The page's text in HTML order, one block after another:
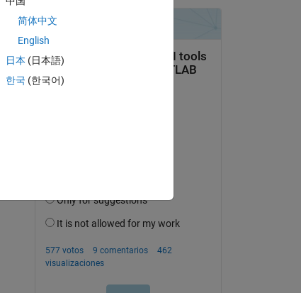
简体中文
English
日本 (日本語)
한국 (한국어)